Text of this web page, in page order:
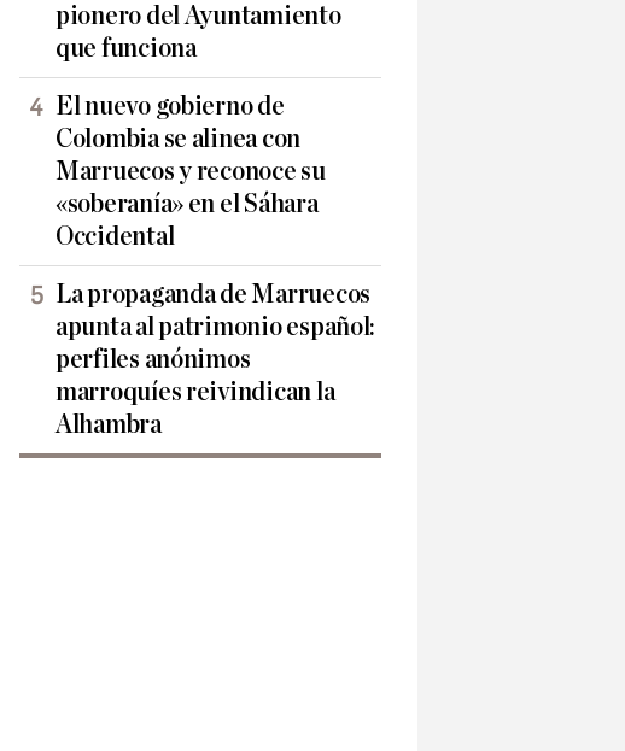
pionero del Ayuntamiento
que funciona
El nuevo gobierno de
Colombia se alinea con
Marruecos y reconoce su
«soberanía» en el Sáhara
Occidental
La propaganda de Marruecos
apunta al patrimonio español:
perfiles anónimos
marroquíes reivindican la
Alhambra